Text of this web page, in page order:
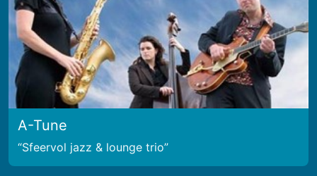
A-Tune
Sfeervol jazz & lounge trio